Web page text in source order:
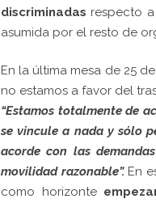
discriminadas respecto
asumida por el resto de
En la última mesa de 25
no estamos a favor del
“Estamos totalmente de
se vincule a nada y sólo
acorde con las
movilidad razonable”.En
como horizonte